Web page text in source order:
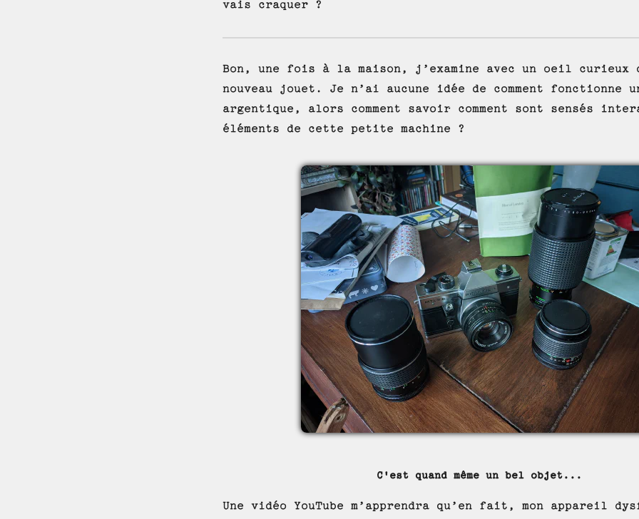
vais craquer ?
Bon, une fois à la maison, j’examine avec un oeil curieux
nouveau jouet. Je n’ai aucune idée de comment fonctionne
argentique, alors comment savoir comment sont sensés
éléments de cette petite machine ?
C'est quand même un bel objet...
Une vidéo YouTube m’apprendra qu’en fait, mon appareil